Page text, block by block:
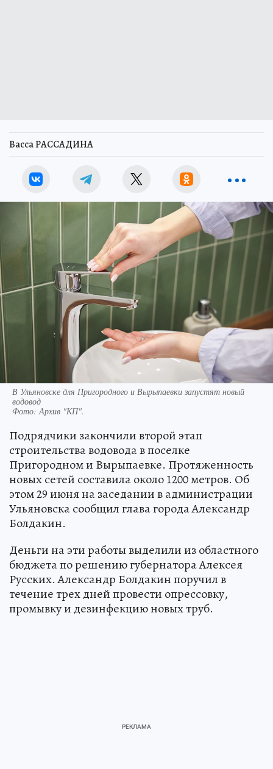
Васса РАССАДИНА
В Ульяновске для Пригородного и Вырыпаевки запустят новый
водовод
Фото: Архив "КП".
Подрядчики закончили второй этап
строительства водовода в поселке
Пригородном и Вырыпаевке. Протяженность
новых сетей составила около 1200 метров. Об
этом 29 июня на заседании в администрации
Ульяновска сообщил глава города Александр
Болдакин.
Деньги на эти работы выделили из областного
бюджета по решению губернатора Алексея
Русских. Александр Болдакин поручил в
течение трех дней провести опрессовку,
промывку и дезинфекцию новых труб.